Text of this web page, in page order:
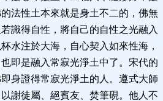
法性土本來就是身土不二的，佛無
識得自性，將自己的自性之光融入
水注於大海，自心契入如來性海，
即是融入常寂光淨土中了。宋代的
身證得常寂光淨土的人。遵式大師
謝徒屬、絕賓友、焚筆硯。他人不